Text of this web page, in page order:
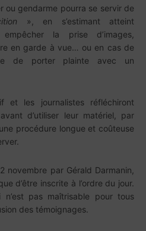
ou gendarme pourra se servir de
», en s’estimant atteint
la prise d’images,
en garde à vue… ou en cas de
de porter plainte avec un
et les journalistes réfléchiront
d’utiliser leur matériel, par
procédure longue et coûteuse
novembre par Gérald Darmanin,
d’être inscrite à l’ordre du jour.
pas maîtrisable pour tous
des témoignages.